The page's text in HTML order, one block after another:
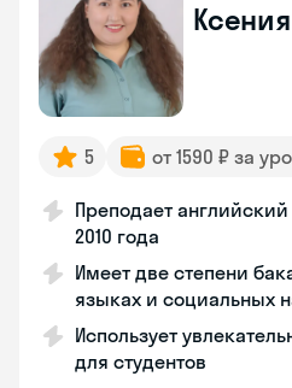
Ксения
5 от 1590 ₽ за
Преподает
2010 года
Имеет две степени
языках и социальных
Использует
для студентов